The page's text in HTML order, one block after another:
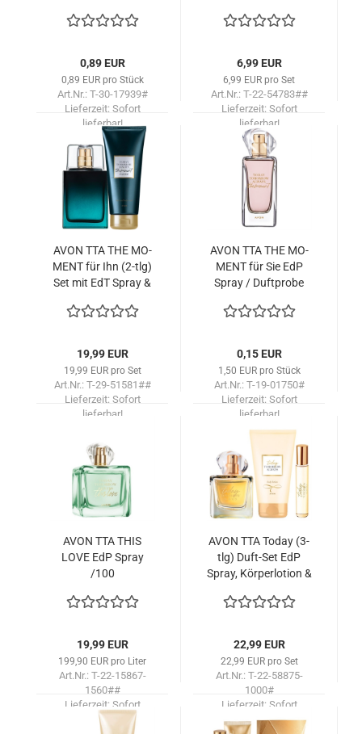
0,89 EUR
0,89 EUR pro Stück
Art.Nr.: T-30-17939#
Lieferzeit: Sofort
lieferbar!
6,99 EUR
6,99 EUR pro Set
Art.Nr.: T-22-54783##
Lieferzeit: Sofort
lieferbar!
AVON TTA THE MO­
MENT für Ihn (2-tlg)
Set mit EdT Spray &
19,99 EUR
19,99 EUR pro Set
Art.Nr.: T-29-51581##
Lieferzeit: Sofort
lieferbar!
AVON TTA THE MO­
MENT für Sie EdP
Spray / Duft­pro­be
0,15 EUR
1,50 EUR pro Stück
Art.Nr.: T-19-01750#
Lieferzeit: Sofort
lieferbar!
AVON TTA THIS
LOVE EdP Spray
/100
19,99 EUR
199,90 EUR pro Liter
Art.Nr.: T-22-15867-
1560##
Lieferzeit: Sofort
lieferbar!
AVON TTA Today (3-
tlg) Duft-​Set EdP
Spray, Kör­per­lo­tion &
22,99 EUR
22,99 EUR pro Set
Art.Nr.: T-22-58875-
1000#
Lieferzeit: Sofort
lieferbar!